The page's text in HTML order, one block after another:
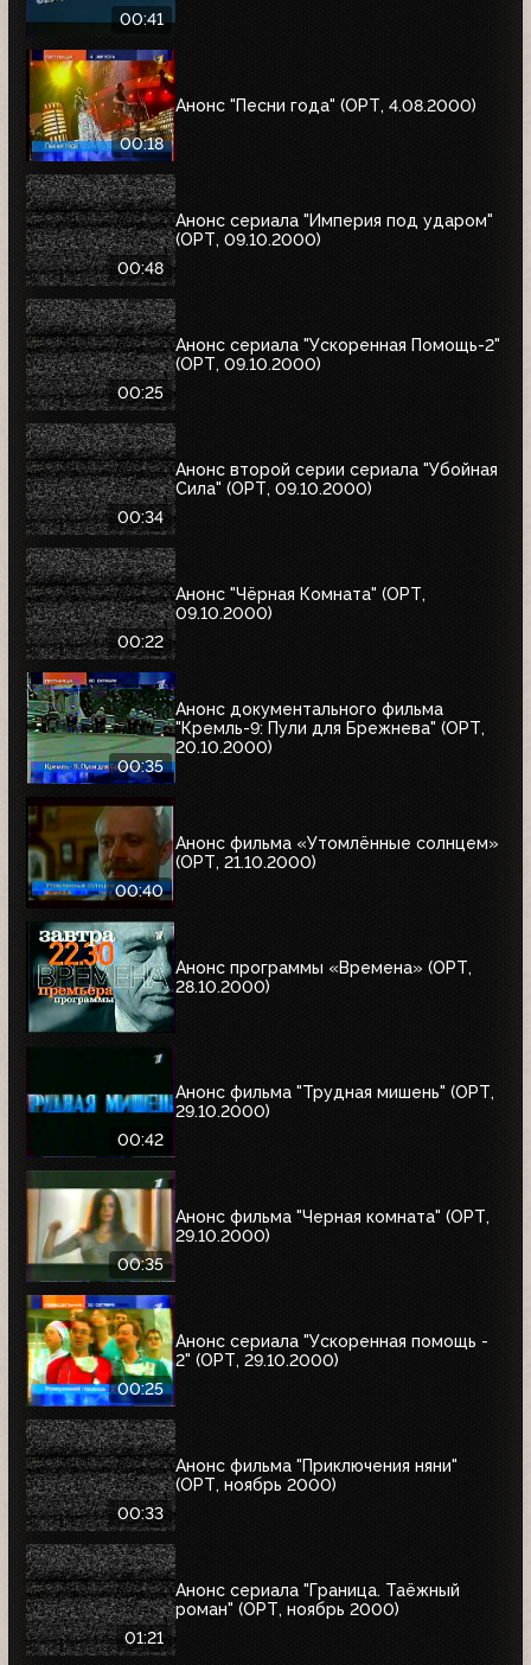
00:41
00:18
Анонс "Песни года" (ОРТ, 4.08.2000)
00:48
Анонс сериала "Империя под ударом"
(ОРТ, 09.10.2000)
00:25
Анонс сериала "Ускоренная Помощь-2"
(ОРТ, 09.10.2000)
00:34
Анонс второй серии сериала "Убойная
Сила" (ОРТ, 09.10.2000)
00:22
Анонс "Чёрная Комната" (ОРТ,
09.10.2000)
00:35
Анонс документального фильма
"Кремль-9: Пули для Брежнева" (ОРТ,
20.10.2000)
00:40
Анонс фильма «Утомлённые солнцем»
(ОРТ, 21.10.2000)
Анонс программы «Времена» (ОРТ,
28.10.2000)
00:42
Анонс фильма "Трудная мишень" (ОРТ,
29.10.2000)
00:35
Анонс фильма "Черная комната" (ОРТ,
29.10.2000)
00:25
Анонс сериала "Ускоренная помощь -
2" (ОРТ, 29.10.2000)
00:33
Анонс фильма "Приключения няни"
(ОРТ, ноябрь 2000)
01:21
Анонс сериала "Граница. Таёжный
роман" (ОРТ, ноябрь 2000)